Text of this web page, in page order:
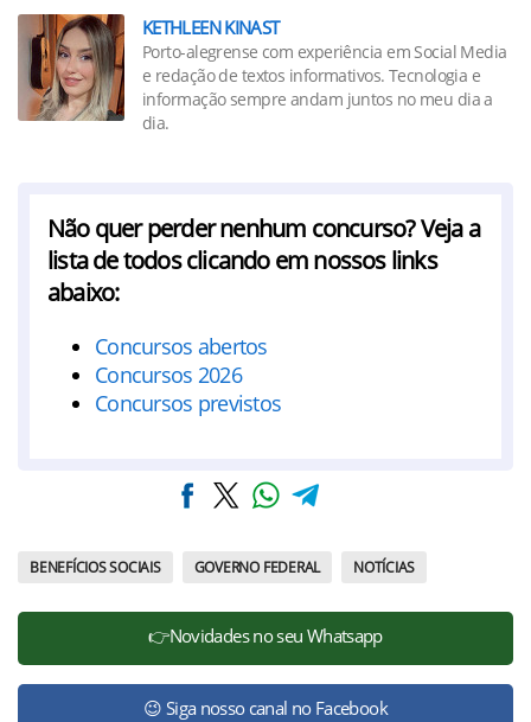
KETHLEEN KINAST
Porto-alegrense com experiência em Social Media
e redação de textos informativos. Tecnologia e
informação sempre andam juntos no meu dia a
dia.
Não quer perder nenhum concurso? Veja a
lista de todos clicando em nossos links
abaixo:
Concursos abertos
Concursos 2026
Concursos previstos
BENEFÍCIOS SOCIAIS GOVERNO FEDERAL NOTÍCIAS
👉Novidades no seu Whatsapp
😉 Siga nosso canal no Facebook